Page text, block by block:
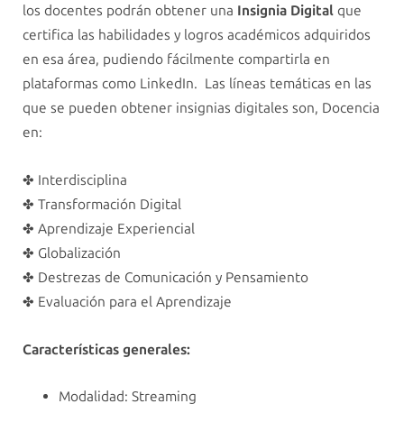
los docentes podrán obtener una Insignia Digital que
certifica las habilidades y logros académicos adquiridos
en esa área, pudiendo fácilmente compartirla en
plataformas como LinkedIn. Las líneas temáticas en las
que se pueden obtener insignias digitales son, Docencia
en:
✤ Interdisciplina
✤ Transformación Digital
✤ Aprendizaje Experiencial
✤ Globalización
✤ Destrezas de Comunicación y Pensamiento
✤ Evaluación para el Aprendizaje
Características generales:
Modalidad: Streaming